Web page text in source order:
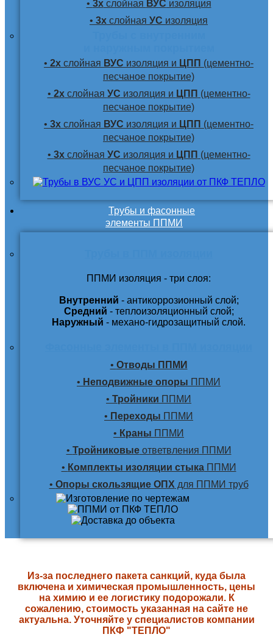
• 3хслойная ВУС изоляция
• 3х слойная УС изоляция
• 2х слойная ВУС изоляция и ЦПП (цементно-
песчаное покрытие)
• 2хслойная УС изоляция и ЦПП (цементно-
песчаное покрытие)
• 3х слойная ВУС изоляция и ЦПП (цементно-
песчаное покрытие)
• 3хслойная УС изоляция и ЦПП (цементно-
песчаное покрытие)
Трубы и фасонные
элементы ППМИ
ППМИ изоляция - три слоя:
Внутренний - антикоррозионный слой;
Средний - теплоизоляционный слой;
Наружный - механо-гидрозащитный слой.
• Отводы ППМИ
• Неподвижные опоры ППМИ
• Тройники ППМИ
• Переходы ППМИ
• Краны ППМИ
• Тройниковыеответвления ППМИ
• Комплекты изоляции стыкаППМИ
• Опоры скользящие ОПХ для ППМИ труб
Из-за последнего пакета санкций, куда была
включена и химическая промышленность, цены
на химию и ее логистику подорожали. К
сожалению, стоимость указанная на сайте не
актуальна. Уточняйте у специалистов компании
ПКФ "ТЕПЛО"